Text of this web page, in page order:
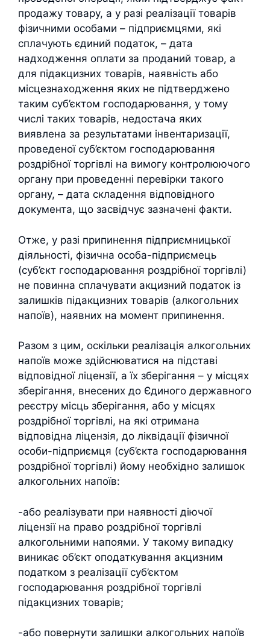
продажу товару, а у разі реалізації товарів
фізичними особами – підприємцями, які
сплачують єдиний податок, – дата
надходження оплати за проданий товар, а
для підакцизних товарів, наявність або
місцезнаходження яких не підтверджено
таким суб’єктом господарювання, у тому
числі таких товарів, недостача яких
виявлена за результатами інвентаризації,
проведеної суб’єктом господарювання
роздрібної торгівлі на вимогу контролюючого
органу при проведенні перевірки такого
органу, – дата складення відповідного
документа, що засвідчує зазначені факти.
Отже, у разі припинення підприємницької
діяльності, фізична особа-підприємець
(суб’єкт господарювання роздрібної торгівлі)
не повинна сплачувати акцизний податок із
залишків підакцизних товарів (алкогольних
напоїв), наявних на момент припинення.
Разом з цим, оскільки реалізація алкогольних
напоїв може здійснюватися на підставі
відповідної ліцензії, а їх зберігання – у місцях
зберігання, внесених до Єдиного державного
реєстру місць зберігання, або у місцях
роздрібної торгівлі, на які отримана
відповідна ліцензія, до ліквідації фізичної
особи-підприємця (суб’єкта господарювання
роздрібної торгівлі) йому необхідно залишок
алкогольних напоїв:
-або реалізувати при наявності діючої
ліцензії на право роздрібної торгівлі
алкогольними напоями. У такому випадку
виникає об’єкт оподаткування акцизним
податком з реалізації суб’єктом
господарювання роздрібної торгівлі
підакцизних товарів;
-або повернути залишки алкогольних напоїв